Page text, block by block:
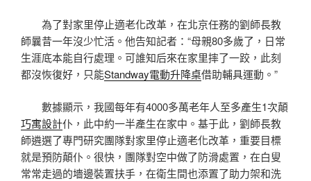
為了對家里停止適老化改革，在北京任務的劉師長教
師曩昔一年沒少忙活。他告知記者：“母親80多歲了，日常
生涯底本能自行處理。可誰知后來在家里摔了一跤，此刻
都沒恢復好，只能Standway電動升降桌借助輔具運動。”
數據顯示，我國每年有4000多萬老年人至多產生1次顛
巧寓設計仆，此中約一半產生在家中。基于此，劉師長教
師遴選了專門研究團隊對家里停止適老化改革，重要目標
就是預防顛仆。很快，團隊對空中做了防滑處置，在白叟
常常走過的墻邊裝置扶手，在衛生間也添置了助力架和洗